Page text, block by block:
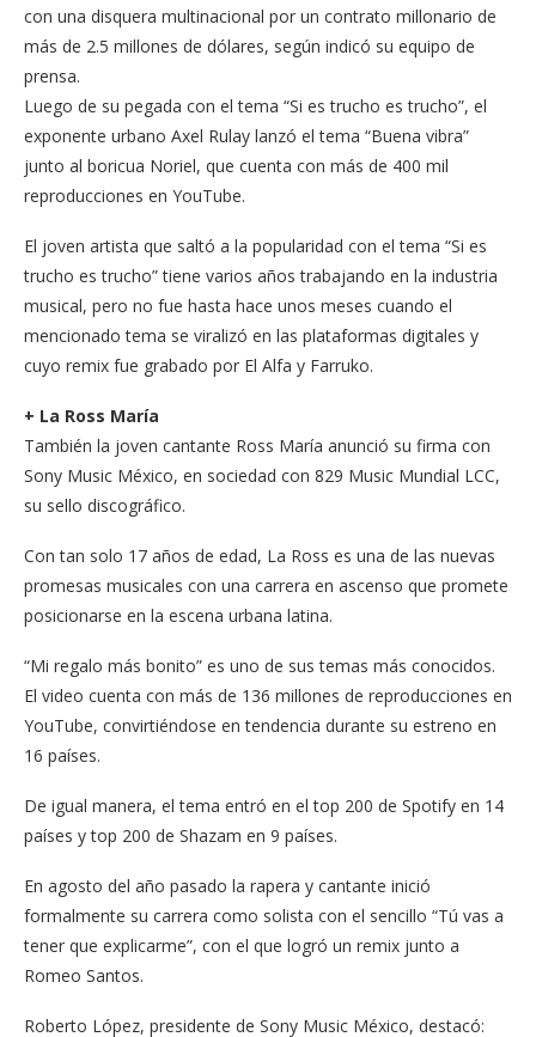
con una disquera multinacional por un contrato millonario de
más de 2.5 millones de dólares, según indicó su equipo de
prensa.
Luego de su pegada con el tema “Si es trucho es trucho”, el
exponente urbano Axel Rulay lanzó el tema “Buena vibra”
junto al boricua Noriel, que cuenta con más de 400 mil
reproducciones en YouTube.
El joven artista que saltó a la popularidad con el tema “Si es
trucho es trucho” tiene varios años trabajando en la industria
musical, pero no fue hasta hace unos meses cuando el
mencionado tema se viralizó en las plataformas digitales y
cuyo remix fue grabado por El Alfa y Farruko.
+ La Ross María
También la joven cantante Ross María anunció su firma con
Sony Music México, en sociedad con 829 Music Mundial LCC,
su sello discográfico.
Con tan solo 17 años de edad, La Ross es una de las nuevas
promesas musicales con una carrera en ascenso que promete
posicionarse en la escena urbana latina.
“Mi regalo más bonito” es uno de sus temas más conocidos.
El video cuenta con más de 136 millones de reproducciones en
YouTube, convirtiéndose en tendencia durante su estreno en
16 países.
De igual manera, el tema entró en el top 200 de Spotify en 14
países y top 200 de Shazam en 9 países.
En agosto del año pasado la rapera y cantante inició
formalmente su carrera como solista con el sencillo “Tú vas a
tener que explicarme”, con el que logró un remix junto a
Romeo Santos.
Roberto López, presidente de Sony Music México, destacó: